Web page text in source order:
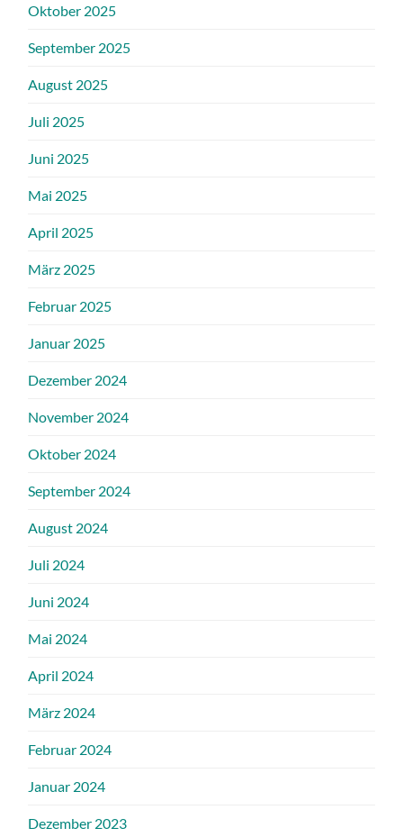
Oktober 2025
September 2025
August 2025
Juli 2025
Juni 2025
Mai 2025
April 2025
März 2025
Februar 2025
Januar 2025
Dezember 2024
November 2024
Oktober 2024
September 2024
August 2024
Juli 2024
Juni 2024
Mai 2024
April 2024
März 2024
Februar 2024
Januar 2024
Dezember 2023